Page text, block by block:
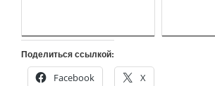
Поделиться ссылкой:
Facebook
X